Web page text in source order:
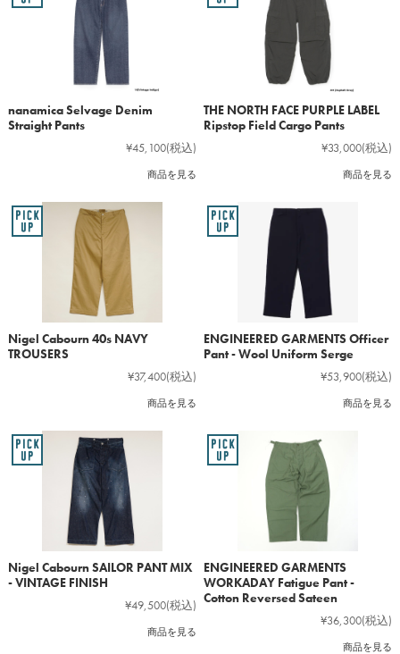
nanamica Selvage Denim
Straight Pants
¥45,100(税込)
商品を見る
THE NORTH FACE PURPLE LABEL
Ripstop Field Cargo Pants
¥33,000(税込)
商品を見る
Nigel Cabourn 40s NAVY
TROUSERS
¥37,400(税込)
商品を見る
ENGINEERED GARMENTS Officer
Pant - Wool Uniform Serge
¥53,900(税込)
商品を見る
Nigel Cabourn SAILOR PANT MIX
- VINTAGE FINISH
¥49,500(税込)
商品を見る
ENGINEERED GARMENTS
WORKADAY Fatigue Pant -
Cotton Reversed Sateen
¥36,300(税込)
商品を見る